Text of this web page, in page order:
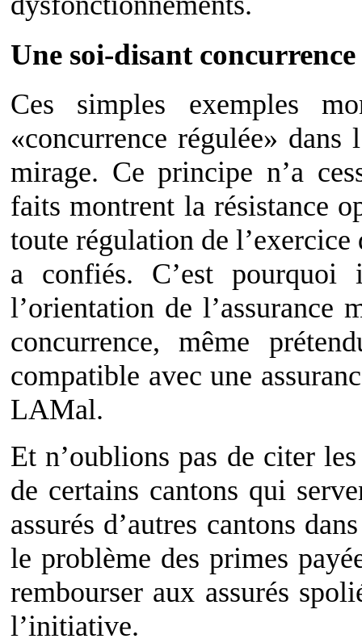
Une soi-disant concurrence
Ces simples exemples
«concurrence régulée» dans
mirage. Ce principe n’a
faits montrent la résistance
toute régulation de
a confiés. C’est pourquoi
l’orientation de l’assurance
concurrence, même
compatible avec une
LAMal.
Et n’oublions pas de citer
de certains cantons qui
assurés d’autres cantons
le problème des primes
rembourser aux assurés
l’initiative.